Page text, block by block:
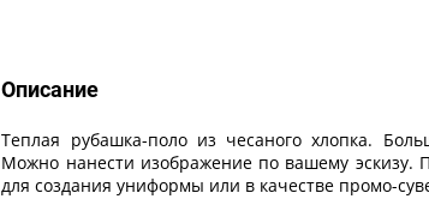
Описание
Теплая рубашка-поло из чесаного хлопка.
Можно нанести изображение по вашему эскизу.
для создания униформы или в качестве промо-